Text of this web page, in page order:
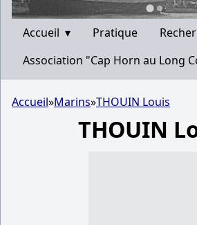
Accueil ▾ Pratique
Association "Cap Horn au Long
Accueil»Marins»THOUIN Louis
THOUIN